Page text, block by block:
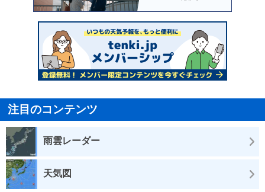
注目のコンテンツ
雨雲レーダー
天気図